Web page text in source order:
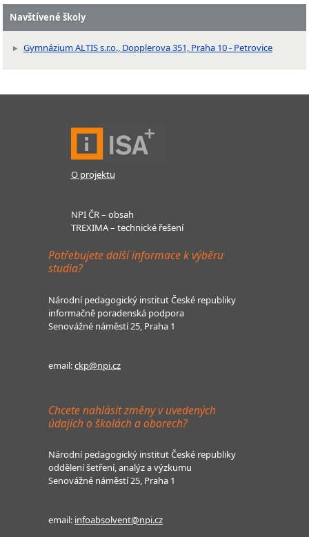
Navštívené školy
Gymnázium ALTIS s.r.o., Dopplerova 351, Praha 10 - Petrovice
O projektu
NPI ČR – obsah
TREXIMA – technické řešení
Potřebujete další informace k výběru
studia?
Národní pedagogický institut České republiky
informačně poradenská podpora
Senovážné náměstí 25, Praha 1
email:ckp@npi.cz
Chcete nahlásit změny v uvedených
údajích o školách a oborech?
Národní pedagogický institut České republiky
oddělení šetření, analýz a výzkumu
Senovážné náměstí 25, Praha 1
email: infoabsolvent@npi.cz